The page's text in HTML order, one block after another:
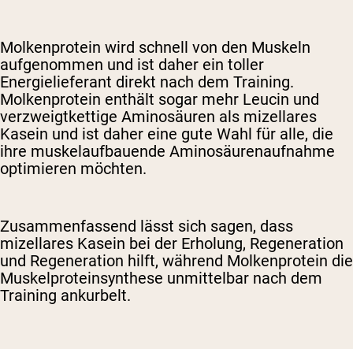
Molkenprotein wird schnell von den Muskeln
aufgenommen und ist daher ein toller
Energielieferant direkt nach dem Training.
Molkenprotein enthält sogar mehr Leucin und
verzweigtkettige Aminosäuren als mizellares
Kasein und ist daher eine gute Wahl für alle, die
ihre muskelaufbauende Aminosäurenaufnahme
optimieren möchten.
Zusammenfassend lässt sich sagen, dass
mizellares Kasein bei der Erholung, Regeneration
und Regeneration hilft, während Molkenprotein die
Muskelproteinsynthese unmittelbar nach dem
Training ankurbelt.